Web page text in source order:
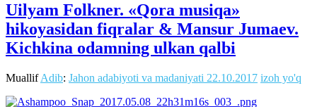
Uilyam Folkner. «Qora musiqa»
hikoyasidan fiqralar & Mansur Jumaev.
Kichkina odamning ulkan qalbi
MuallifAdib: Jahon adabiyoti va madaniyati 22.10.2017 izoh yo'q